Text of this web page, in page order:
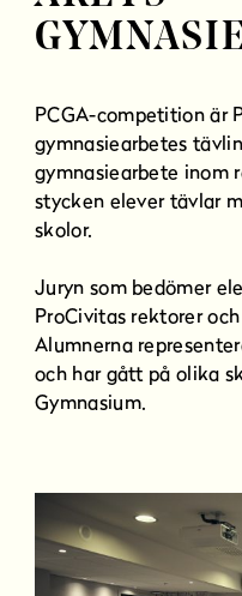
PCGA-competition är
gymnasiearbetes
gymnasiearbete inom
stycken elever tävlar
skolor.
Juryn som bedömer
ProCivitas rektorer
Alumnerna
och har gått på olika
Gymnasium.